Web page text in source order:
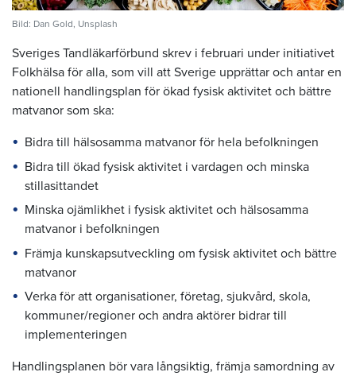
Bild: Dan Gold, Unsplash
Sveriges Tandläkarförbund skrev i februari under initiativet
Folkhälsa för alla, som vill att Sverige upprättar och antar en
nationell handlingsplan för ökad fysisk aktivitet och bättre
matvanor som ska:
Bidra till hälsosamma matvanor för hela befolkningen
Bidra till ökad fysisk aktivitet i vardagen och minska
stillasittandet
Minska ojämlikhet i fysisk aktivitet och hälsosamma
matvanor i befolkningen
Främja kunskapsutveckling om fysisk aktivitet och bättre
matvanor
Verka för att organisationer, företag, sjukvård, skola,
kommuner/regioner och andra aktörer bidrar till
implementeringen
Handlingsplanen bör vara långsiktig, främja samordning av